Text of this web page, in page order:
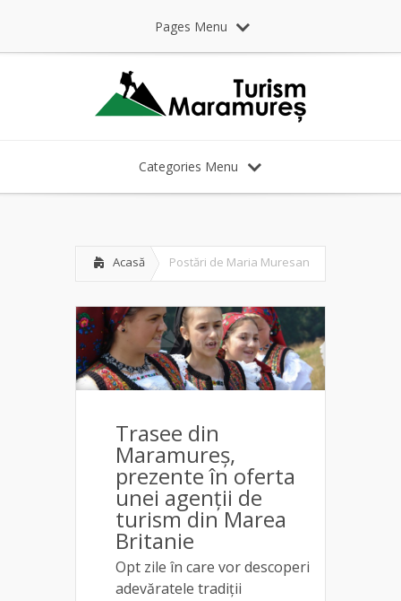
Pages Menu
Categories Menu
Acasă Postări de Maria Muresan
Trasee din
Maramureș,
prezente în oferta
unei agenții de
turism din Marea
Britanie
Opt zile în care vor descoperi
adevăratele tradiții